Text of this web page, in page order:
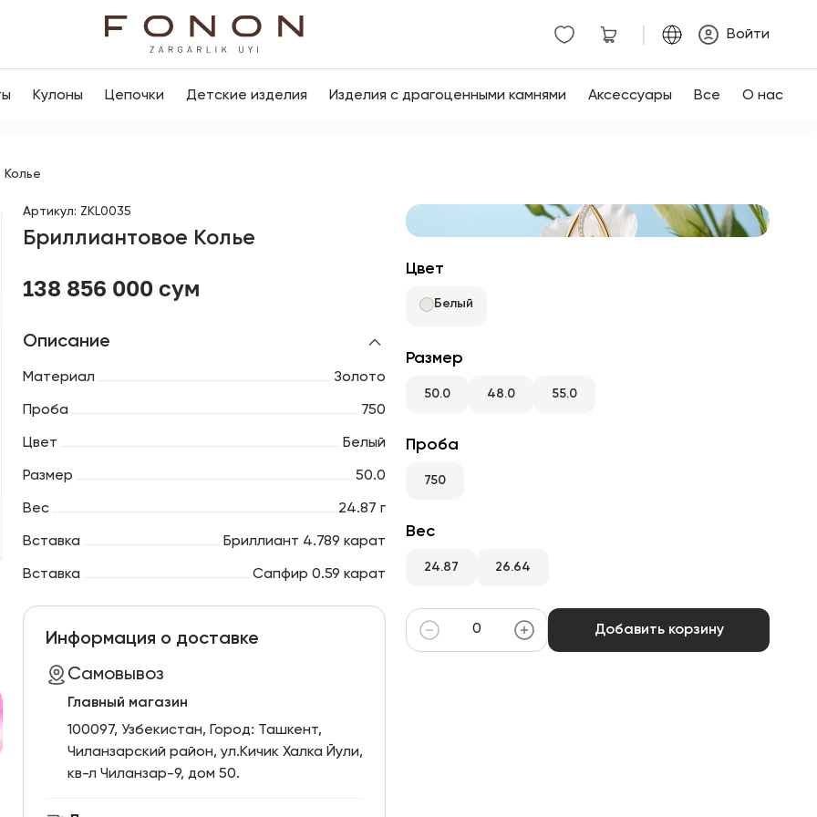
Войти
Кулоны Цепочки Детские изделия Изделия с драгоценными камнями Аксессуары Все О нас
Колье
Артикул: ZKL0035
Бриллиантовое Колье
138 856 000 сум
Описание
Материал Золото
Проба 750
Цвет Белый
Размер 50.0
Вес 24.87 г
Вставка Бриллиант 4.789 карат
Вставка Сапфир 0.59 карат
Информация о доставке
Самовывоз
Главный магазин
100097, Узбекистан, Город: Ташкент,
Чиланзарский pайон, ул.Кичик Халка Йули,
кв-л Чиланзар-9, дом 50.
Цвет
Белый
Размер
50.0 48.0 55.0
Проба
750
Вес
24.87 26.64
Добавить корзину